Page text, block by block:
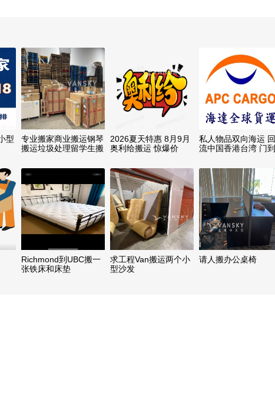
型
专业搬家商业搬运钢琴
搬运垃圾处理留学生搬
2026夏天特惠 8月9月
奥利给搬运 惊爆价
1216
私人物品双向海运 回
流中国香港台湾 门到
报关清关 仓储境内搬
家
Richmond到UBC搬一
张铁床和床垫
求工程Van搬运两个小
型沙发
请人搬办公桌椅